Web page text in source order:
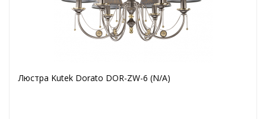
Люстра Kutek Dorato DOR-ZW-6 (N/A)